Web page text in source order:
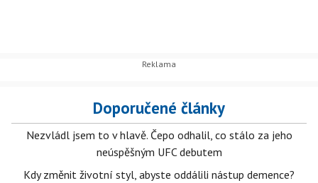
Doporučené články
Nezvládl jsem to v hlavě. Čepo odhalil, co stálo za jeho
neúspěšným UFC debutem
Kdy změnit životní styl, abyste oddálili nástup demence?